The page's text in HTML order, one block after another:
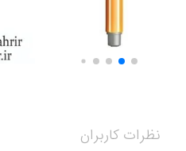
نظرات کاربران